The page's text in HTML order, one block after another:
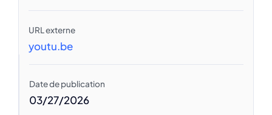
URL externe
youtu.be
Date de publication
03/27/2026